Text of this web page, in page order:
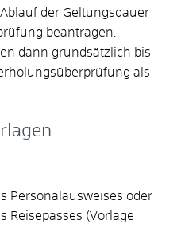
der Geltungsdauer
beantragen.
dann grundsätzlich bis
als
Personalausweises oder
Reisepasses (Vorlage